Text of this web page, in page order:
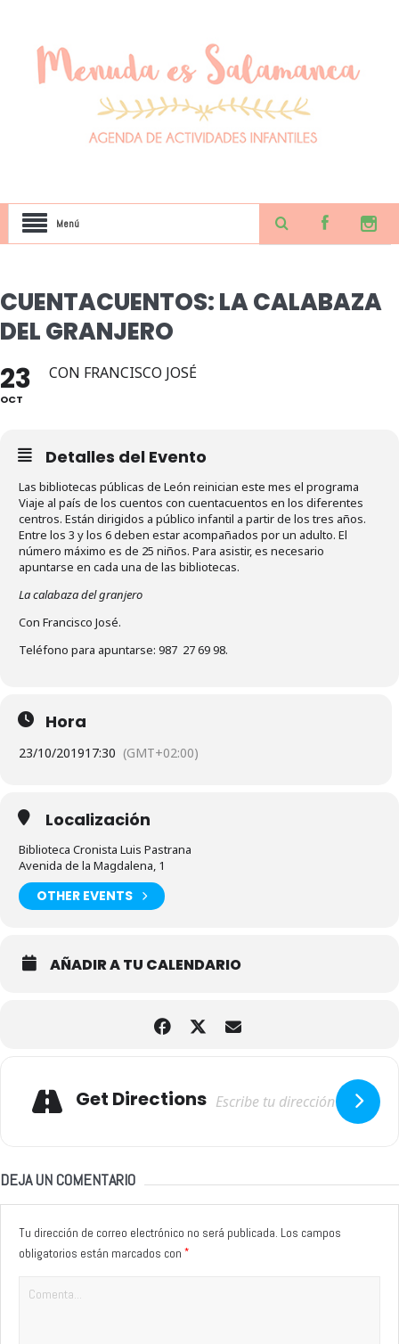
Menú
CUENTACUENTOS: LA CALABAZA
DEL GRANJERO
23
OCT
CON FRANCISCO JOSÉ
Detalles del Evento
Las bibliotecas públicas de León reinician este mes el programa
Viaje al país de los cuentos con cuentacuentos en los diferentes
centros. Están dirigidos a público infantil a partir de los tres años.
Entre los 3 y los 6 deben estar acompañados por un adulto. El
número máximo es de 25 niños. Para asistir, es necesario
apuntarse en cada una de las bibliotecas.
La calabaza del granjero
Con Francisco José.
Teléfono para apuntarse: 987 27 69 98.
Hora
23/10/201917:30 (GMT+02:00)
Localización
Biblioteca Cronista Luis Pastrana
Avenida de la Magdalena, 1
OTHER EVENTS
AÑADIR A TU CALENDARIO
Get Directions
DEJA UN COMENTARIO
Tu dirección de correo electrónico no será publicada. Los campos
obligatorios están marcados con *